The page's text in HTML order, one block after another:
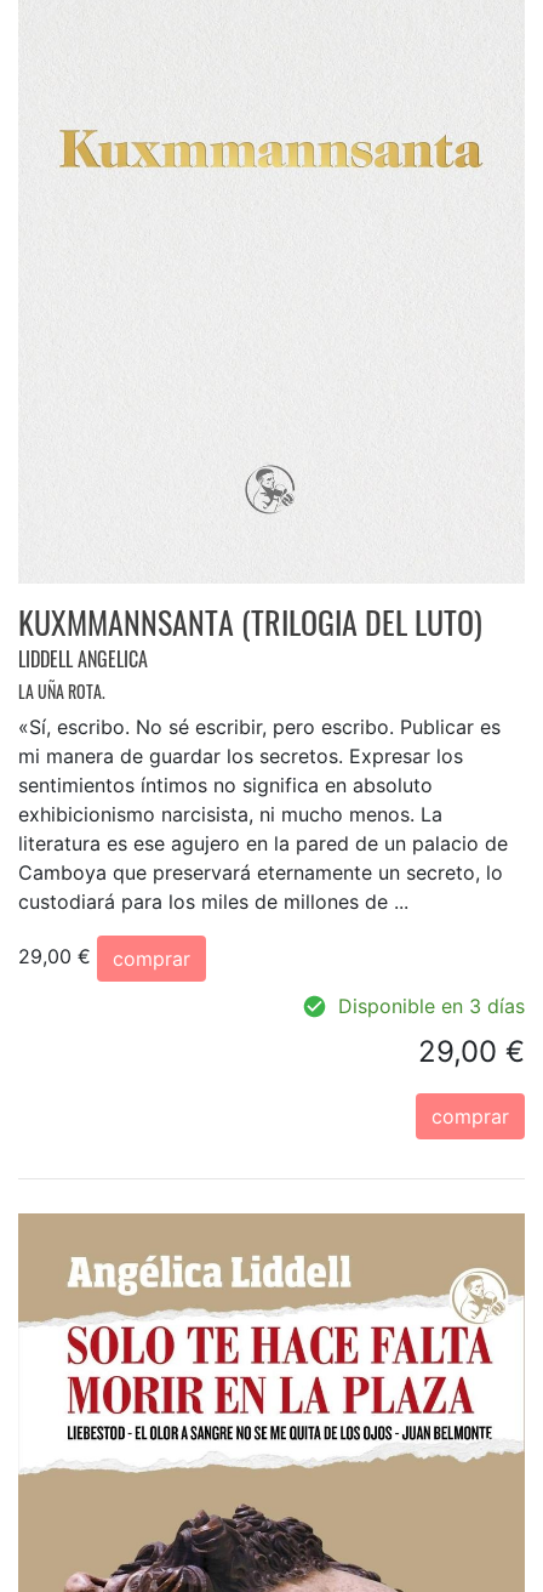
KUXMMANNSANTA (TRILOGIA DEL LUTO)
LIDDELL ANGELICA
LA UÑA ROTA.
«Sí, escribo. No sé escribir, pero escribo. Publicar es
mi manera de guardar los secretos. Expresar los
sentimientos íntimos no significa en absoluto
exhibicionismo narcisista, ni mucho menos. La
literatura es ese agujero en la pared de un palacio de
Camboya que preservará eternamente un secreto, lo
custodiará para los miles de millones de ...
29,00 €
comprar
Disponible en 3 días
29,00 €
comprar